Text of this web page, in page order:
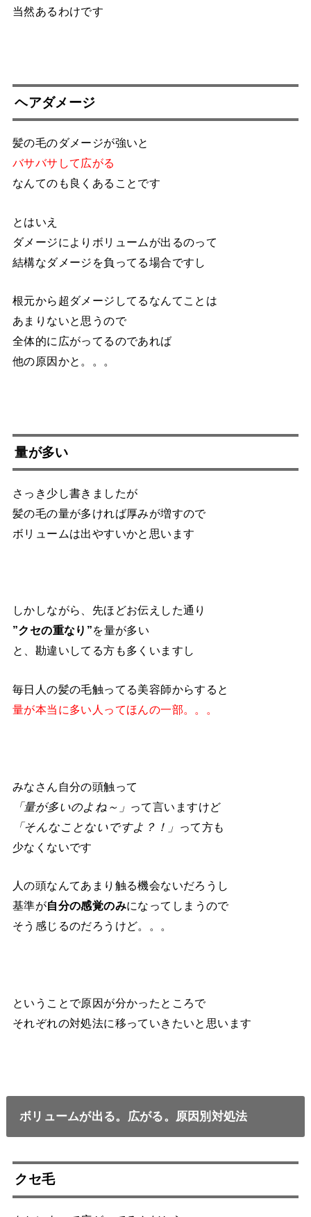
当然あるわけです
ヘアダメージ
髪の毛のダメージが強いと
バサバサして広がる
なんてのも良くあることです
とはいえ
ダメージによりボリュームが出るのって
結構なダメージを負ってる場合ですし
根元から超ダメージしてるなんてことは
あまりないと思うので
全体的に広がってるのであれば
他の原因かと。。。
量が多い
さっき少し書きましたが
髪の毛の量が多ければ厚みが増すので
ボリュームは出やすいかと思います
しかしながら、先ほどお伝えした通り
”クセの重なり”を量が多い
と、勘違いしてる方も多くいますし
毎日人の髪の毛触ってる美容師からすると
量が本当に多い人ってほんの一部。。。
みなさん自分の頭触って
「量が多いのよね～」 って言いますけど
「そんなことないですよ？！」 って方も
少なくないです
人の頭なんてあまり触る機会ないだろうし
基準が自分の感覚のみになってしまうので
そう感じるのだろうけど。。。
ということで原因が分かったところで
それぞれの対処法に移っていきたいと思います
ボリュームが出る。広がる。原因別対処法
クセ毛